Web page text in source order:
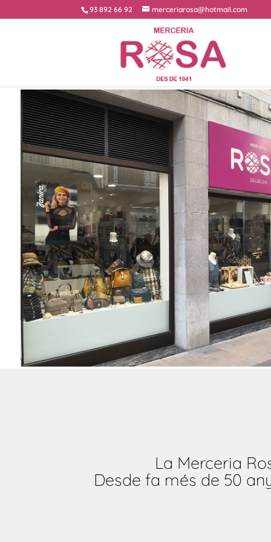
93 892 66 92 merceriarosa@hotmail.com
La Merceria
Desde fa més de 50